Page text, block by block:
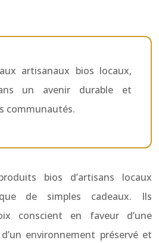
artisanaux bios locaux,
un avenir durable et
communautés.
bios d’artisans locaux
de simples cadeaux. Ils
conscient en faveur d’une
environnement préservé et